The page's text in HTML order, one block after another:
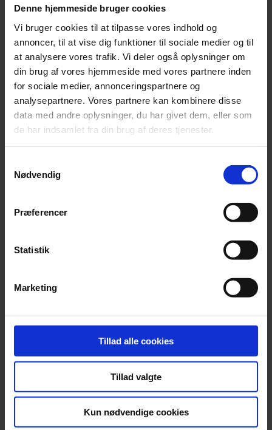
Denne hjemmeside bruger cookies
Vi bruger cookies til at tilpasse vores indhold og
annoncer, til at vise dig funktioner til sociale medier og til
at analysere vores trafik. Vi deler også oplysninger om
din brug af vores hjemmeside med vores partnere inden
for sociale medier, annonceringspartnere og
analysepartnere. Vores partnere kan kombinere disse
data med andre oplysninger, du har givet dem, eller som
de har indsamlet fra din brug af deres tjenester.
Nødvendig
Præferencer
Statistik
Marketing
Tillad alle cookies
Tillad valgte
Kun nødvendige cookies
Vær færdig på 5 minutter
Start dokumentguide